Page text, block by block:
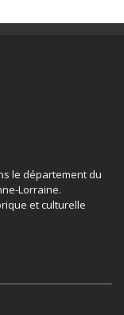
le département du
Lorraine.
et culturelle